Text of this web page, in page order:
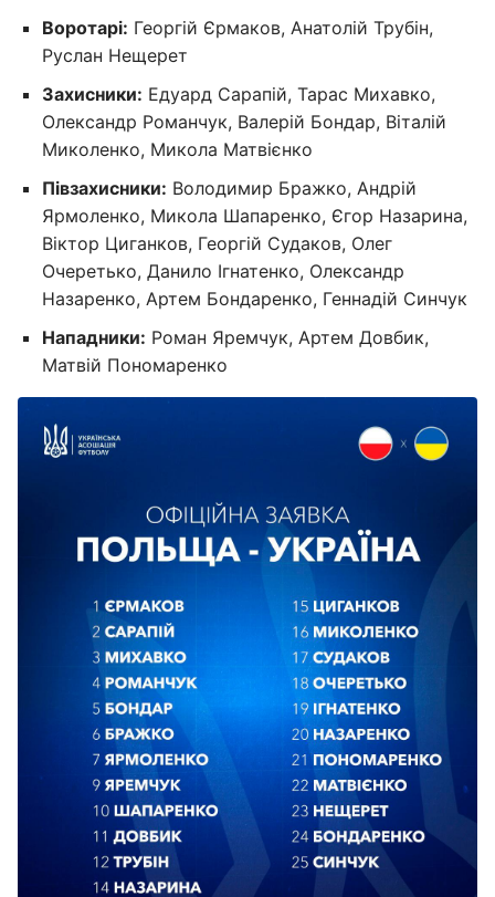
Воротарі: Георгій Єрмаков, Анатолій Трубін,
Руслан Нещерет
Захисники: Едуард Сарапій, Тарас Михавко,
Олександр Романчук, Валерій Бондар, Віталій
Миколенко, Микола Матвієнко
Півзахисники: Володимир Бражко, Андрій
Ярмоленко, Микола Шапаренко, Єгор Назарина,
Віктор Циганков, Георгій Судаков, Олег
Очеретько, Данило Ігнатенко, Олександр
Назаренко, Артем Бондаренко, Геннадій Синчук
Нападники: Роман Яремчук, Артем Довбик,
Матвій Пономаренко